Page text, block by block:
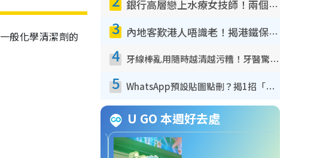
般化學清潔劑的
銀行高層戀上水療女技師！兩個月借128萬驚覺「沉船」沉落火海 揭背後疑似邪教操控賣淫
3 內地客歎港人唔識老！揭港鐵保鮮級冷氣 港人求放過：咪投訴
4 牙線棒亂用隨時越清越污糟！牙醫驚揭盲目過戶細菌恐致蛀牙：呢種先係日常真保養
5 WhatsApp預設貼圖點刪？揭1招「反向操作」還原簡潔介面 附3步實測教學
U GO 本週好去處